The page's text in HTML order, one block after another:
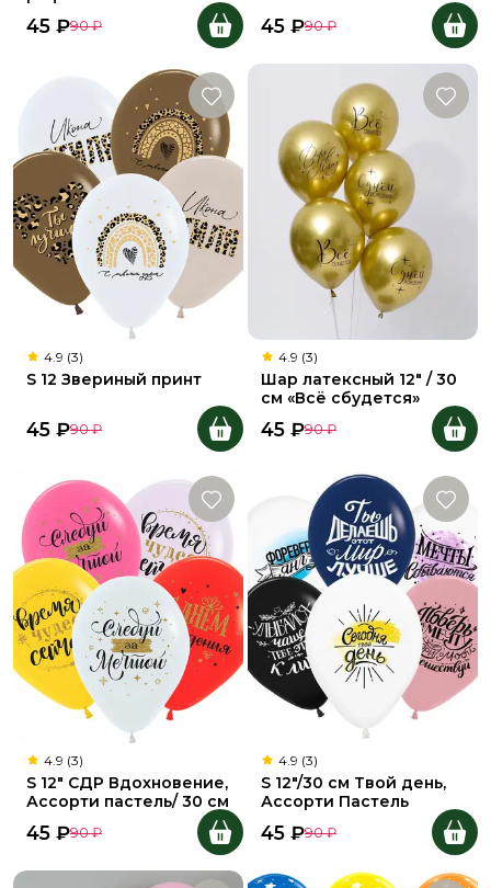
45 ₽90 ₽ 45 ₽90 ₽
4.9 (3)
S 12 Звериный принт
45 ₽90 ₽
4.9 (3)
Шар латексный 12" / 30
см «Всё сбудется»
45 ₽90 ₽
4.9 (3)
S 12" СДР Вдохновение,
Ассорти пастель/ 30 см
45 ₽90 ₽
4.9 (3)
S 12"/30 см Твой день,
Ассорти Пастель
45 ₽90 ₽